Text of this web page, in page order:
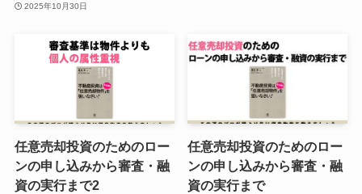
2025年10月30日
任意売却投資のためのロー
ンの申し込みから審査・融
資の実行まで2
任意売却投資のためのロー
ンの申し込みから審査・融
資の実行まで